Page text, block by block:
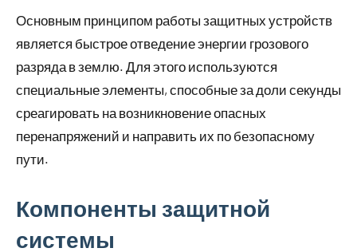
Основным принципом работы защитных устройств
является быстрое отведение энергии грозового
разряда в землю. Для этого используются
специальные элементы, способные за доли секунды
среагировать на возникновение опасных
перенапряжений и направить их по безопасному
пути.
Компоненты защитной
системы